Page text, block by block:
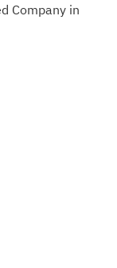
Company in